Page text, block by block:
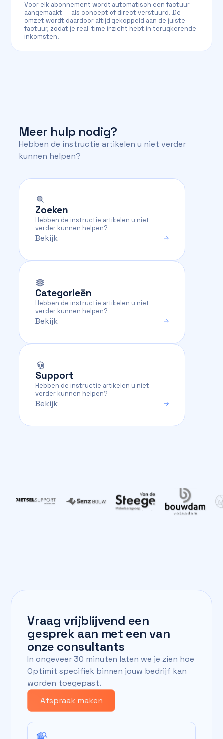
Voor elk abonnement wordt automatisch een factuur
aangemaakt — als concept of direct verstuurd. De
omzet wordt daardoor altijd gekoppeld aan de juiste
factuur, zodat je real-time inzicht hebt in terugkerende
inkomsten.
Meer hulp nodig?
Hebben de instructie artikelen u niet verder
kunnen helpen?
Zoeken
Hebben de instructie artikelen u niet
verder kunnen helpen?
Bekijk
Categorieën
Hebben de instructie artikelen u niet
verder kunnen helpen?
Bekijk
Support
Hebben de instructie artikelen u niet
verder kunnen helpen?
Bekijk
Vraag vrijblijvend een
gesprek aan met een van
onze consultants
In ongeveer 30 minuten laten we je zien hoe
Optimit specifiek binnen jouw bedrijf kan
worden toegepast.
Afspraak maken